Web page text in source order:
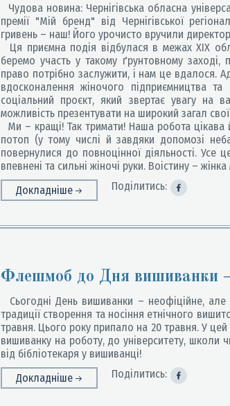
Чудова новина: Чернігівська обласна
премії "Мій бренд" від Чернігівської
гривень – наш! Його урочисто вручили
Ця приємна подія відбулася в межах ХІХ
беремо участь у такому ґрунтовному заході,
право потрібно заслужити, і нам це вдалося.
вдосконалення жіночого підприємництва
соціальний проєкт, який звертає увагу на
можливість презентувати на широкий загал
Ми – кращі! Так тримати! Наша робота
потоп (у тому числі й завдяки допомозі
повернулися до повноцінної діяльності. Усе
впевнені та сильні жіночі руки. Воістину –
Докладніше
Поділитись:
Флешмоб до Дня вишиванки
Сьогодні День вишиванки – неофіційне, але
традиції створення та носіння етнічного
травня. Цього року припало на 20 травня. У
вишиванку на роботу, до університету, школи
від бібліотекаря у вишиванці!
Докладніше
Поділитись: